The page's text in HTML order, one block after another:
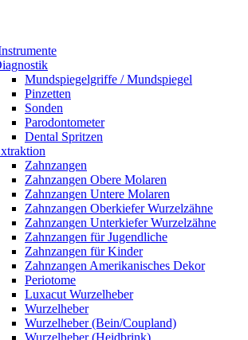
Mundspiegelgriffe / Mundspiegel
Pinzetten
Sonden
Parodontometer
Dental Spritzen
Zahnzangen
Zahnzangen Obere Molaren
Zahnzangen Untere Molaren
Zahnzangen Oberkiefer Wurzelzähne
Zahnzangen Unterkiefer Wurzelzähne
Zahnzangen für Jugendliche
Zahnzangen für Kinder
Zahnzangen Amerikanisches Dekor
Periotome
Luxacut Wurzelheber
Wurzelheber
Wurzelheber (Bein/Coupland)